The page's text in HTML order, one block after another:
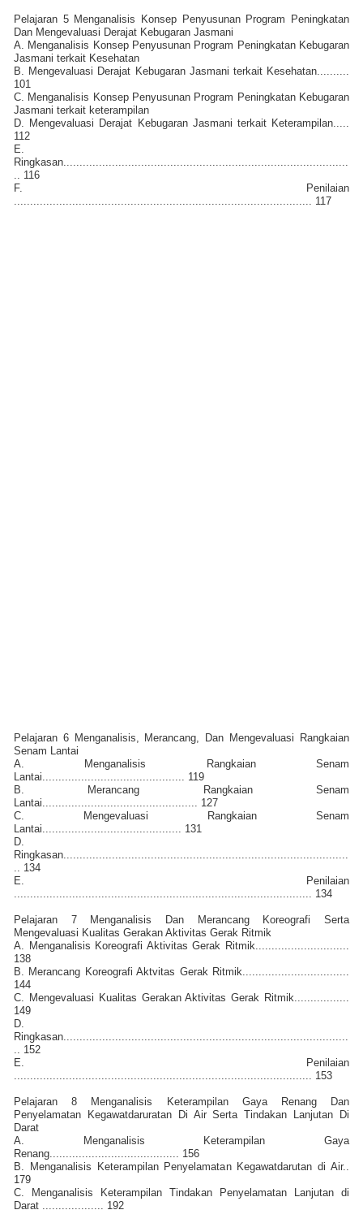
Pelajaran 5 Menganalisis Konsep Penyusunan Program Peningkatan
Dan Mengevaluasi Derajat Kebugaran Jasmani
A. Menganalisis Konsep Penyusunan Program Peningkatan Kebugaran
Jasmani terkait Kesehatan
B. Mengevaluasi Derajat Kebugaran Jasmani terkait Kesehatan..........
101
C. Menganalisis Konsep Penyusunan Program Peningkatan Kebugaran
Jasmani terkait keterampilan
D. Mengevaluasi Derajat Kebugaran Jasmani terkait Keterampilan.....
112
E.
Ringkasan........................................................................................
.. 116
F. Penilaian
............................................................................................ 117
Pelajaran 6 Menganalisis, Merancang, Dan Mengevaluasi Rangkaian
Senam Lantai
A. Menganalisis Rangkaian Senam
Lantai............................................ 119
B. Merancang Rangkaian Senam
Lantai................................................ 127
C. Mengevaluasi Rangkaian Senam
Lantai........................................... 131
D.
Ringkasan........................................................................................
.. 134
E. Penilaian
............................................................................................ 134
Pelajaran 7 Menganalisis Dan Merancang Koreografi Serta
Mengevaluasi Kualitas Gerakan Aktivitas Gerak Ritmik
A. Menganalisis Koreografi Aktivitas Gerak Ritmik.............................
138
B. Merancang Koreografi Aktvitas Gerak Ritmik.................................
144
C. Mengevaluasi Kualitas Gerakan Aktivitas Gerak Ritmik.................
149
D.
Ringkasan........................................................................................
.. 152
E. Penilaian
............................................................................................ 153
Pelajaran 8 Menganalisis Keterampilan Gaya Renang Dan
Penyelamatan Kegawatdaruratan Di Air Serta Tindakan Lanjutan Di
Darat
A. Menganalisis Keterampilan Gaya
Renang........................................ 156
B. Menganalisis Keterampilan Penyelamatan Kegawatdarutan di Air..
179
C. Menganalisis Keterampilan Tindakan Penyelamatan Lanjutan di
Darat ................... 192